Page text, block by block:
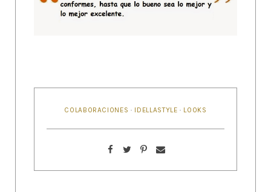
COLABORACIONES · IDELLASTYLE · LOOKS